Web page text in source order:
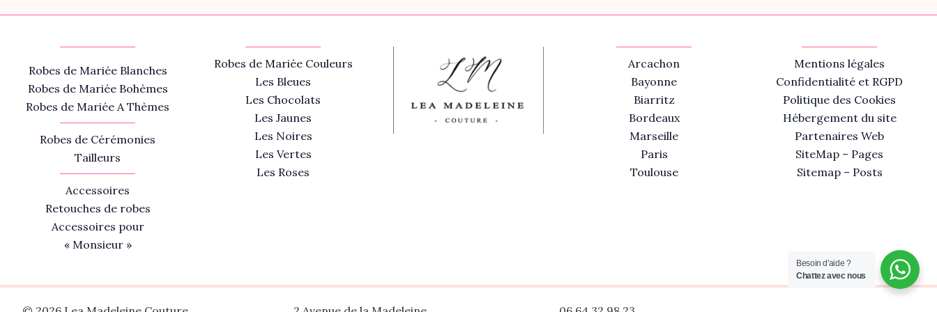
Robes de Mariée Blanches
Robes de Mariée Bohèmes
Robes de Mariée A Thèmes
Robes de Cérémonies
Tailleurs
Accessoires
Retouches de robes
Accessoires pour
« Monsieur »
Robes de Mariée Couleurs
Les Bleues
Les Chocolats
Les Jaunes
Les Noires
Les Vertes
Les Roses
Arcachon
Bayonne
Biarritz
Bordeaux
Marseille
Paris
Toulouse
Mentions légales
Confidentialité et RGPD
Politique des Cookies
Hébergement du site
Partenaires Web
SiteMap – Pages
Sitemap – Posts
Besoin d'aide ?
Chattez avec nous